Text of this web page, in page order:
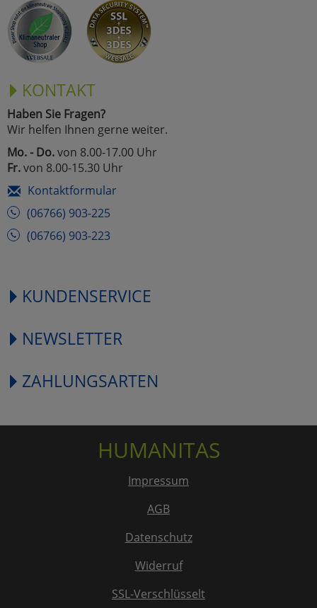
KONTAKT
Haben Sie Fragen?
Wir helfen Ihnen gerne weiter.
Mo. - Do.von 8.00-17.00 Uhr
Fr.von 8.00-15.30 Uhr
Kontaktformular
(06766) 903-225
(06766) 903-223
KUNDENSERVICE
NEWSLETTER
ZAHLUNGSARTEN
HUMANITAS
Impressum
AGB
Datenschutz
Widerruf
SSL-Verschlüsselt